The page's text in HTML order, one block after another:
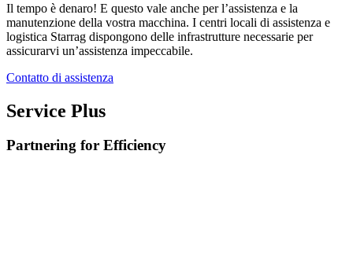
Il tempo è denaro! E questo vale anche per l’assistenza e la
manutenzione della vostra macchina. I centri locali di assistenza e
logistica Starrag dispongono delle infrastrutture necessarie per
assicurarvi un’assistenza impeccabile.
Contatto di assistenza
Service Plus
Partnering for Efficiency